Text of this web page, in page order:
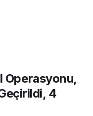
Operasyonu,
4